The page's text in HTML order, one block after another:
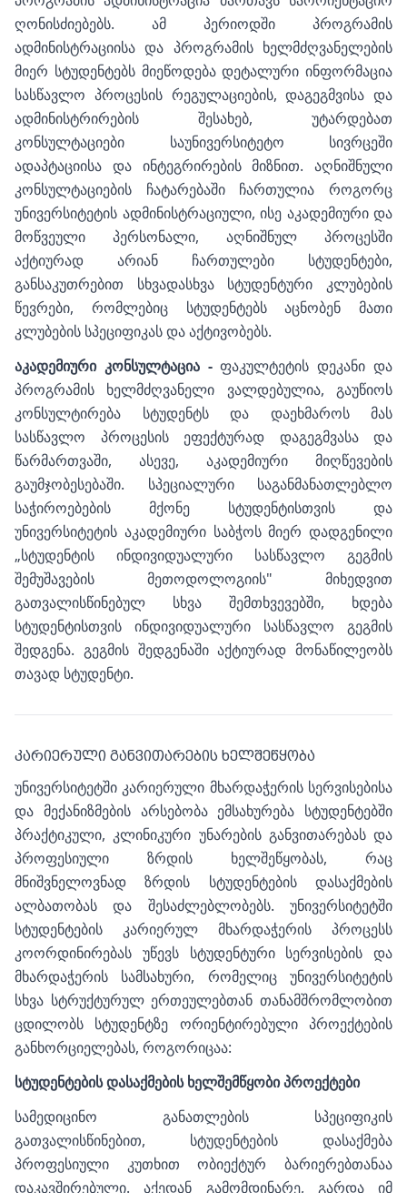
ღონისძიებებს. ამ პერიოდში პროგრამის
ადმინისტრაციისა და პროგრამის ხელმძღვანელების
მიერ სტუდენტებს მიეწოდება დეტალური ინფორმაცია
სასწავლო პროცესის რეგულაციების, დაგეგმვისა და
ადმინისტრირების შესახებ, უტარდებათ
კონსულტაციები საუნივერსიტეტო სივრცეში
ადაპტაციისა და ინტეგრირების მიზნით. აღნიშნული
კონსულტაციების ჩატარებაში ჩართულია როგორც
უნივერსიტეტის ადმინისტრაციული, ისე აკადემიური და
მოწვეული პერსონალი, აღნიშნულ პროცესში
აქტიურად არიან ჩართულები სტუდენტები,
განსაკუთრებით სხვადასხვა სტუდენტური კლუბების
წევრები, რომლებიც სტუდენტებს აცნობენ მათი
კლუბების სპეციფიკას და აქტივობებს.
აკადემიური კონსულტაცია -ფაკულტეტის დეკანი და
პროგრამის ხელმძღვანელი ვალდებულია, გაუწიოს
კონსულტირება სტუდენტს და დაეხმაროს მას
სასწავლო პროცესის ეფექტურად დაგეგმვასა და
წარმართვაში, ასევე, აკადემიური მიღწევების
გაუმჯობესებაში. სპეციალური საგანმანათლებლო
საჭიროებების მქონე სტუდენტისთვის და
უნივერსიტეტის აკადემიური საბჭოს მიერ დადგენილი
„სტუდენტის ინდივიდუალური სასწავლო გეგმის
შემუშავების მეთოდოლოგიის" მიხედვით
გათვალისწინებულ სხვა შემთხვევებში, ხდება
სტუდენტისთვის ინდივიდუალური სასწავლო გეგმის
შედგენა. გეგმის შედგენაში აქტიურად მონაწილეობს
თავად სტუდენტი.
ᲙᲐᲠᲘᲔᲠᲣᲚᲘ ᲒᲐᲜᲕᲘᲗᲐᲠᲔᲑᲘᲡ ᲮᲔᲚᲨᲔᲬᲧᲝᲑᲐ
უნივერსიტეტში კარიერული მხარდაჭერის სერვისებისა
და მექანიზმების არსებობა ემსახურება სტუდენტებში
პრაქტიკული, კლინიკური უნარების განვითარებას და
პროფესიული ზრდის ხელშეწყობას, რაც
მნიშვნელოვნად ზრდის სტუდენტების დასაქმების
ალბათობას და შესაძლებლობებს. უნივერსიტეტში
სტუდენტების კარიერულ მხარდაჭერის პროცესს
კოორდინირებას უწევს სტუდენტური სერვისების და
მხარდაჭერის სამსახური, რომელიც უნივერსიტეტის
სხვა სტრუქტურულ ერთეულებთან თანამშრომლობით
ცდილობს სტუდენტზე ორიენტირებული პროექტების
განხორციელებას, როგორიცაა:
სტუდენტების დასაქმების ხელშემწყობი პროექტები
სამედიცინო განათლების სპეციფიკის
გათვალისწინებით, სტუდენტების დასაქმება
პროფესიული კუთხით ობიექტურ ბარიერებთანაა
დაკავშირებული. აქედან გამომდინარე, გარდა იმ